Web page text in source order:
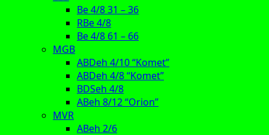
Be 4/8 31 – 36
RBe 4/8
Be 4/8 61 – 66
MGB
ABDeh 4/10 “Komet”
ABDeh 4/8 “Komet”
BDSeh 4/8
ABeh 8/12 “Orion”
MVR
ABeh 2/6